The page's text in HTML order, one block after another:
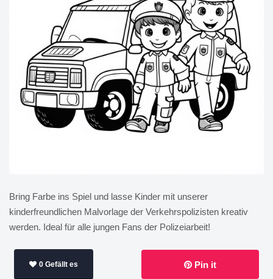
Bring Farbe ins Spiel und lasse Kinder mit unserer
kinderfreundlichen Malvorlage der Verkehrspolizisten kreativ
werden. Ideal für alle jungen Fans der Polizeiarbeit!
0 Gefällt es Pin it